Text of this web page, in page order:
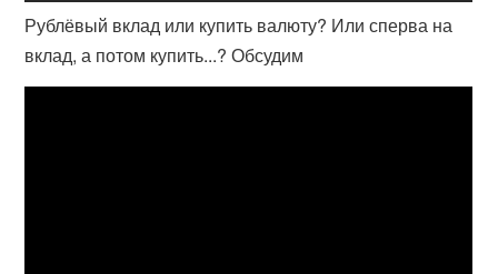
Рублёвый вклад или купить валюту? Или сперва на
вклад, а потом купить...? Обсудим